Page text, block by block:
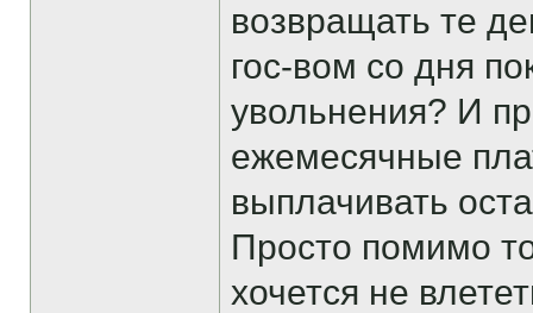
возвращать те
гос-вом со дня
увольнения? И
ежемесячные
выплачивать
Просто помимо
хочется не